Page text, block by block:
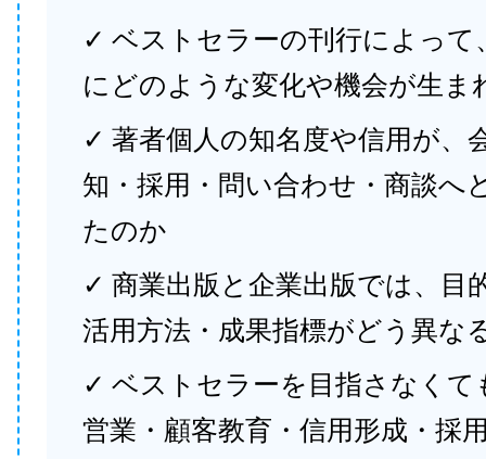
✓ ベストセラーの刊行によって
にどのような変化や機会が生ま
✓ 著者個人の知名度や信用が、
知・採用・問い合わせ・商談へ
たのか
✓ 商業出版と企業出版では、目
活用方法・成果指標がどう異な
✓ ベストセラーを目指さなくて
営業・顧客教育・信用形成・採